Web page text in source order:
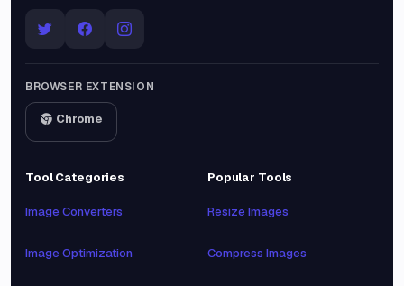
BROWSER EXTENSION
Chrome
Tool Categories
Image Converters
Image Optimization
Popular Tools
Resize Images
Compress Images